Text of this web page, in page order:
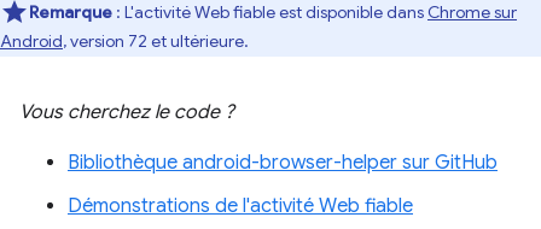
Remarque : L'activité Web fiable est disponible dans Chrome sur
Android, version 72 et ultérieure.
Vous cherchez le code ?
Bibliothèque android-browser-helper sur GitHub
Démonstrations de l'activité Web fiable